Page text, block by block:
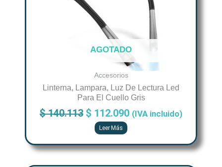
AGOTADO
Accesorios
Linterna, Lampara, Luz De Lectura Led
Para El Cuello Gris
$140.113 $ 112.090 (IVA incluido)
Leer Más